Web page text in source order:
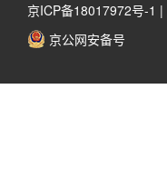
京ICP备18017972号-1 |
京公网安备号